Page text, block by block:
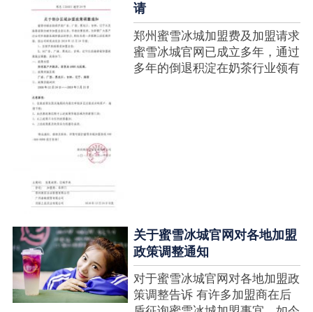
请
郑州蜜雪冰城加盟费及加盟请求
蜜雪冰城官网已成立多年，通过
多年的倒退积淀在奶茶行业领有
关于蜜雪冰城官网对各地加盟
政策调整通知
对于蜜雪冰城官网对各地加盟政
策调整告诉 有许多加盟商在后